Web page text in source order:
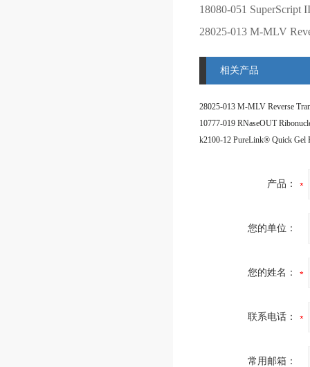
18080-051 SuperScript
28025-013 M-MLV
相关产品
产品：
您的单位：
您的姓名：
联系电话：
常用邮箱：